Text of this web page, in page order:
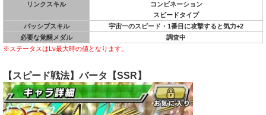
リンクスキル
コンビネーション
スピードタイプ
パッシブスキル
宇宙一のスピード・1番目に攻撃すると気力+2
必要な覚醒メダル
調査中
※ステータスはLv最大時の値となります。
【スピード戦法】バータ【SSR】